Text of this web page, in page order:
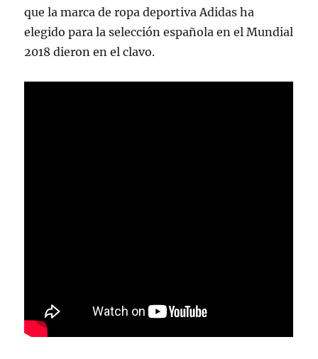
que la marca de ropa deportiva Adidas ha
elegido para la selección española en el Mundial
2018 dieron en el clavo.